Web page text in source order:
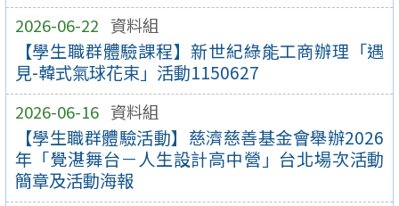
2026-06-22 資料組
【學生職群體驗課程】新世紀綠能工商辦理「遇
見-韓式氣球花束」活動1150627
2026-06-16 資料組
【學生職群體驗活動】慈濟慈善基金會舉辦2026
年「覺湛舞台－人生設計高中營」台北場次活動
簡章及活動海報